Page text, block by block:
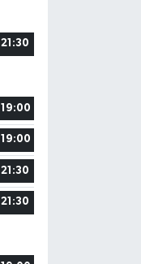
21:30
19:00
19:00
21:30
21:30